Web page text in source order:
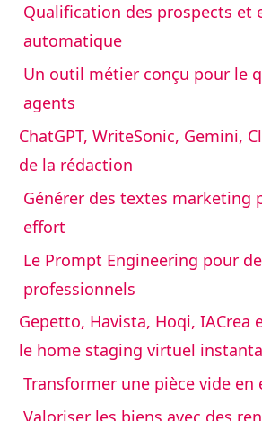
Qualification des prospects et
automatique
Un outil métier conçu pour le
agents
ChatGPT, WriteSonic, Gemini,
de la rédaction
Générer des textes marketing
effort
Le Prompt Engineering pour
professionnels
Gepetto, Havista, Hoqi, IACrea
le home staging virtuel
Transformer une pièce vide en
Valoriser les biens avec des